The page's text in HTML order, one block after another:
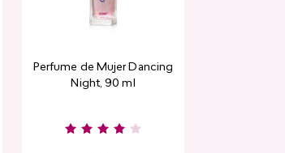
Perfume de Mujer Dancing
Night, 90 ml